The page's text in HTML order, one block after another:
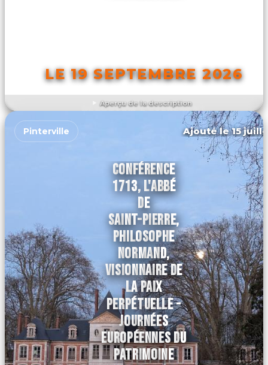
Aperçu de la description
LE 19 SEPTEMBRE 2026
DÉCOUVRIR L'ÉVÉNEMENT
Pinterville Ajouté le 15
CONFÉRENCE
1713, L'ABBÉ
DE
SAINT-PIERRE,
PHILOSOPHE
NORMAND,
VISIONNAIRE DE
LA PAIX
PERPÉTUELLE -
JOURNÉES
EUROPÉENNES DU
PATRIMOINE